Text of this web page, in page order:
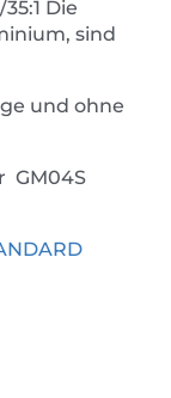
Die
sind
und ohne
GM04S